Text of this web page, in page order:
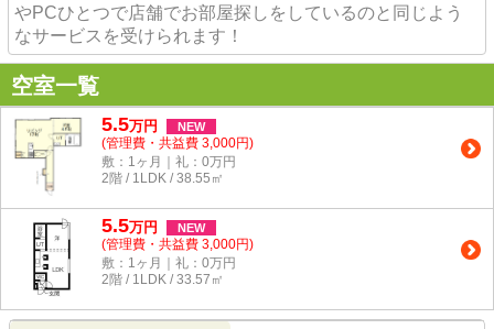
やPCひとつで店舗でお部屋探しをしているのと同じよう
なサービスを受けられます！
空室一覧
5.5万円 NEW
(管理費・共益費 3,000円)
敷：1ヶ月｜礼：0万円
2階 / 1LDK / 38.55㎡
5.5万円 NEW
(管理費・共益費 3,000円)
敷：1ヶ月｜礼：0万円
2階 / 1LDK / 33.57㎡